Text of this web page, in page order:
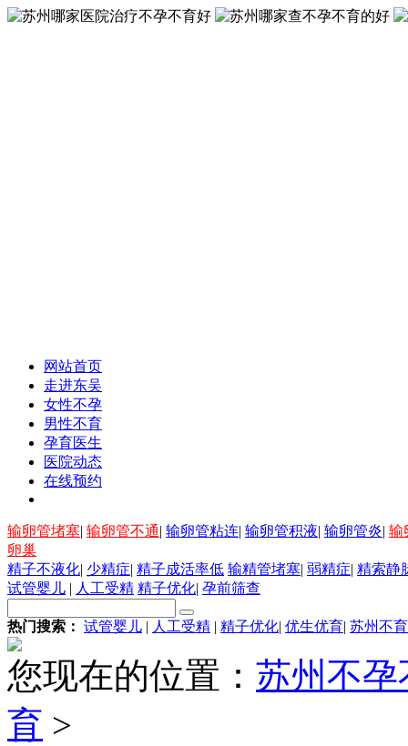
网站首页
走进东吴
女性不孕
男性不育
孕育医生
医院动态
在线预约
输卵管堵塞| 输卵管不通| 输卵管粘连| 输卵管积液| 输卵管炎| 输
卵巢
精子不液化| 少精症| 精子成活率低 输精管堵塞| 弱精症| 精索静
试管婴儿 | 人工受精 精子优化| 孕前筛查
热门搜索： 试管婴儿 | 人工受精 | 精子优化| 优生优育| 苏州不
您现在的位置： 苏州不
育 >